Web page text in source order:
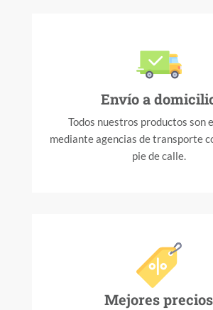
Envío a
Todos nuestros productos son
mediante agencias de transporte
pie de calle.
Mejores precios